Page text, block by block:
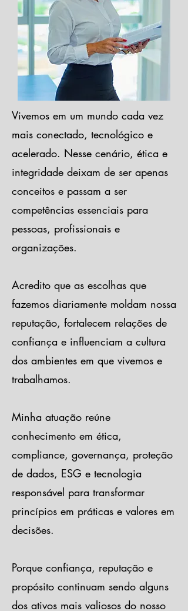
Vivemos em um mundo cada vez
mais conectado, tecnológico e
acelerado. Nesse cenário, ética e
integridade deixam de ser apenas
conceitos e passam a ser
competências essenciais para
pessoas, profissionais e
organizações.
Acredito que as escolhas que
fazemos diariamente moldam nossa
reputação, fortalecem relações de
confiança e influenciam a cultura
dos ambientes em que vivemos e
trabalhamos.
Minha atuação reúne
conhecimento em ética,
compliance, governança, proteção
de dados, ESG e tecnologia
responsável para transformar
princípios em práticas e valores em
decisões.
Porque confiança, reputação e
propósito continuam sendo alguns
dos ativos mais valiosos do nosso